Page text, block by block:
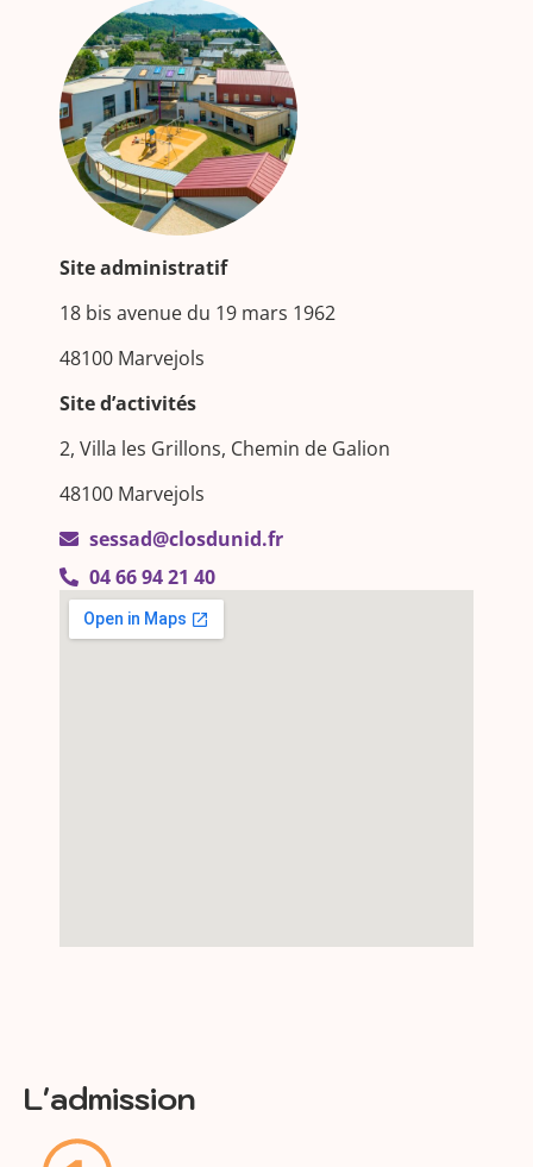
Site administratif
18 bis avenue du 19 mars 1962
48100 Marvejols
Site d’activités
2, Villa les Grillons, Chemin de Galion
48100 Marvejols
sessad@closdunid.fr
04 66 94 21 40
L'admission